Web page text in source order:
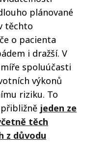
plánované
těchto
o pacienta
i dražší. V
spoluúčasti
výkonů
riziku. To
jeden ze
těch
z důvodu